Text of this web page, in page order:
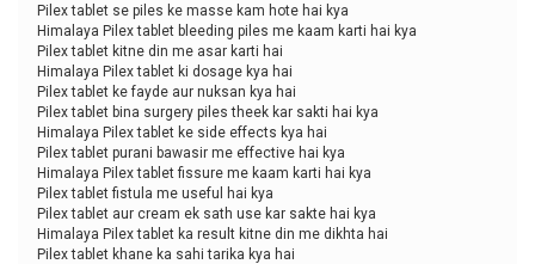
Pilex tablet se piles ke masse kam hote hai kya
Himalaya Pilex tablet bleeding piles me kaam karti hai kya
Pilex tablet kitne din me asar karti hai
Himalaya Pilex tablet ki dosage kya hai
Pilex tablet ke fayde aur nuksan kya hai
Pilex tablet bina surgery piles theek kar sakti hai kya
Himalaya Pilex tablet ke side effects kya hai
Pilex tablet purani bawasir me effective hai kya
Himalaya Pilex tablet fissure me kaam karti hai kya
Pilex tablet fistula me useful hai kya
Pilex tablet aur cream ek sath use kar sakte hai kya
Himalaya Pilex tablet ka result kitne din me dikhta hai
Pilex tablet khane ka sahi tarika kya hai